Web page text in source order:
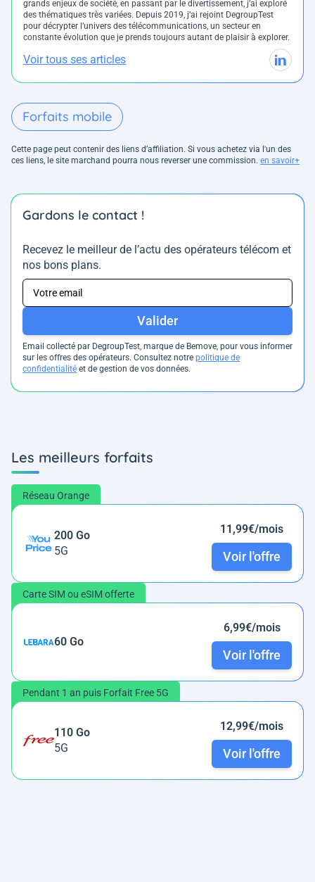
grands enjeux de société, en passant par le divertissement, j’ai exploré
des thématiques très variées. Depuis 2019, j’ai rejoint DegroupTest
pour décrypter l’univers des télécommunications, un secteur en
constante évolution que je prends toujours autant de plaisir à explorer.
Voir tous ses articles
Forfaits mobile
Cette page peut contenir des liens d’affiliation. Si vous achetez via l'un des
ces liens, le site marchand pourra nous reverser une commission. en savoir+
Gardons le contact !
Recevez le meilleur de l’actu des opérateurs télécom et
nos bons plans.
Valider
Email collecté par DegroupTest, marque de Bemove, pour vous informer
sur les offres des opérateurs. Consultez notre politique de
confidentialité et de gestion de vos données.
Les meilleurs forfaits
Réseau Orange
200 Go
5G
11,99€/mois
Voir l'offre
Carte SIM ou eSIM offerte
60 Go
6,99€/mois
Voir l'offre
Pendant 1 an puis Forfait Free 5G
110 Go
5G
12,99€/mois
Voir l'offre